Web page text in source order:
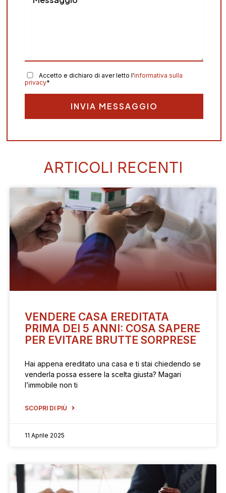
Accetto e dichiaro di aver letto l'informativa sulla
privacy*
ARTICOLI RECENTI
VENDERE CASA EREDITATA
PRIMA DEI 5 ANNI: COSA SAPERE
PER EVITARE BRUTTE SORPRESE
Hai appena ereditato una casa e ti stai chiedendo se
venderla possa essere la scelta giusta? Magari
l’immobile non ti
SCOPRI DI PIÙ
11 Aprile 2025